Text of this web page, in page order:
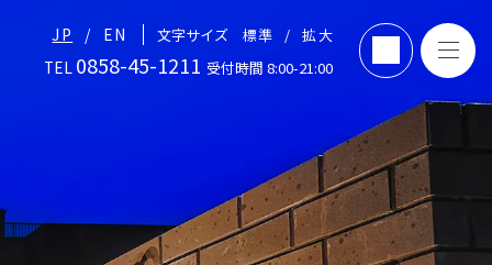
JP EN 文字サイズ 標準 拡大
TEL 0858-45-1211 受付時間 8:00-21:00